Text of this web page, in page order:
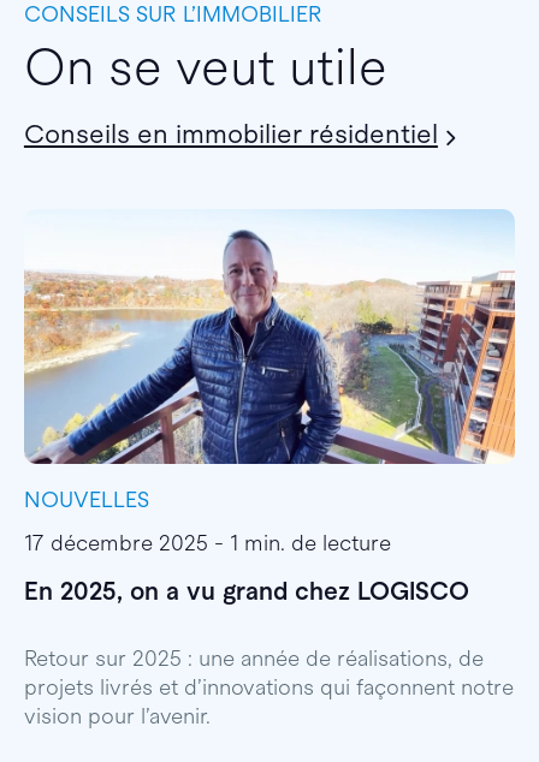
CONSEILS SUR L’IMMOBILIER
On se veut utile
Conseils en immobilier résidentiel
NOUVELLES
17 décembre 2025 - 1 min. de lecture
En 2025, on a vu grand chez LOGISCO
Retour sur 2025 : une année de réalisations, de
projets livrés et d’innovations qui façonnent notre
vision pour l’avenir.